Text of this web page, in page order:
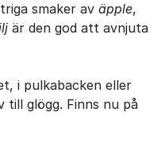
smaker av äpple,
är den god att avnjuta
i pulkabacken eller
glögg. Finns nu på